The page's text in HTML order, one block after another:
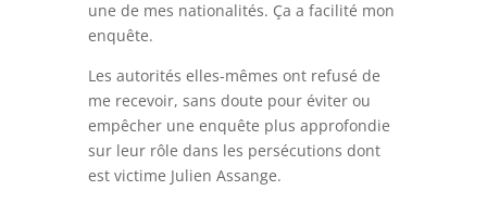
une de mes nationalités. Ça a facilité mon
enquête.
Les autorités elles-mêmes ont refusé de
me recevoir, sans doute pour éviter ou
empêcher une enquête plus approfondie
sur leur rôle dans les persécutions dont
est victime Julien Assange.